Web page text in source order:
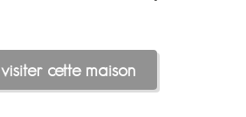
visiter cette maison